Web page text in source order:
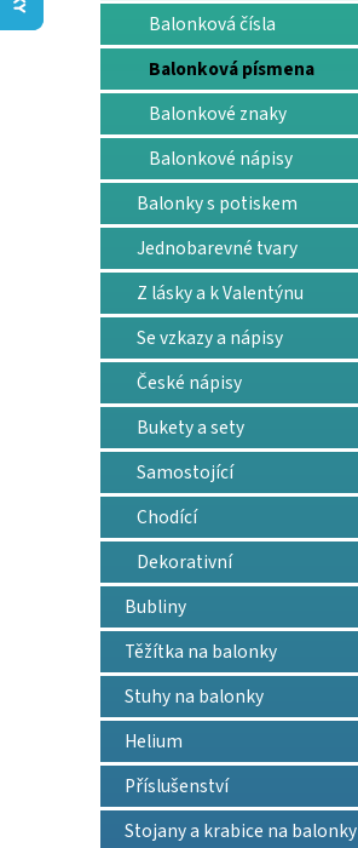
l
Balonková čísla
Balonková písmena
Balonkové znaky
Balonkové nápisy
Balonky s potiskem
Jednobarevné tvary
Z lásky a k Valentýnu
Se vzkazy a nápisy
České nápisy
Bukety a sety
Samostojící
Chodící
Dekorativní
Bubliny
Těžítka na balonky
Stuhy na balonky
Helium
Příslušenství
Stojany a krabice na balonky